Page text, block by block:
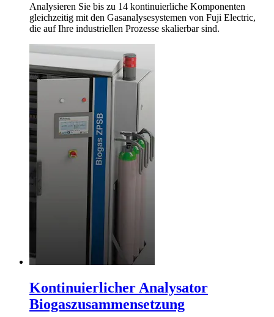
Analysieren Sie bis zu 14 kontinuierliche Komponenten
gleichzeitig mit den Gasanalysesystemen von Fuji Electric,
die auf Ihre industriellen Prozesse skalierbar sind.
Kontinuierlicher Analysator
Biogaszusammensetzung